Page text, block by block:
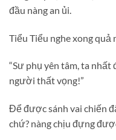
đầu nàng an ủi.
Tiểu Tiểu nghe xong quả
“Sư phụ yên tâm, ta
người thất vọng!”
Để được sánh vai chiến
chứ? nàng chịu đựng